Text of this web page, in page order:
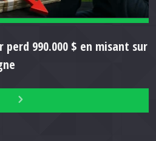
990.000 $ en misant sur